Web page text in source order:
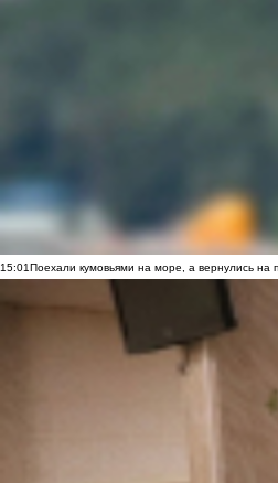
15:01Поехали кумовьями на море, а вернулись на